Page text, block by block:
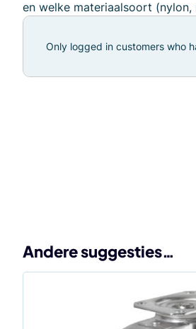
en welke materiaalsoort
Only logged in customers who
Andere suggesties…